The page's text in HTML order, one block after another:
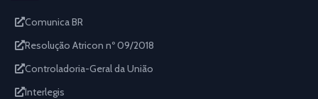
Comunica BR
Resolução Atricon nº 09/2018
Controladoria-Geral da União
Interlegis